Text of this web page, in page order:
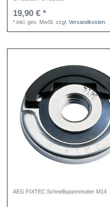
19,90 € *
*inkl. ges. MwSt. zzgl.Versandkosten
AEG FIXTEC Schnellspannmutter M14